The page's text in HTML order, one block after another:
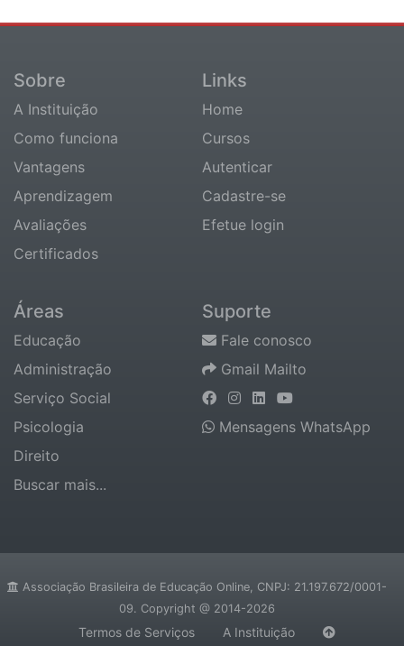
Sobre
A Instituição
Como funciona
Vantagens
Aprendizagem
Avaliações
Certificados
Links
Home
Cursos
Autenticar
Cadastre-se
Efetue login
Áreas
Educação
Administração
Serviço Social
Psicologia
Direito
Buscar mais...
Suporte
Fale conosco
Gmail Mailto
Mensagens WhatsApp
Associação Brasileira de Educação Online, CNPJ: 21.197.672/0001-
09. Copyright @ 2014-2026
Termos de Serviços A Instituição